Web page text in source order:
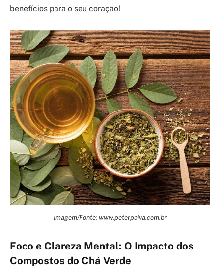
benefícios para o seu coração!
Imagem/Fonte: www.peterpaiva.com.br
Foco e Clareza Mental: O Impacto dos
Compostos do Chá Verde